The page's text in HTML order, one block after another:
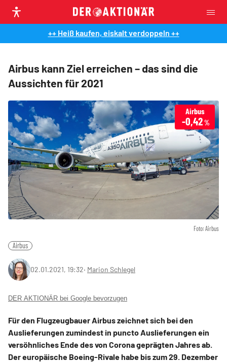
++ Heiß kaufen, eiskalt verdoppeln ++
Airbus kann Ziel erreichen – das sind die
Aussichten für 2021
Foto: Airbus
Airbus
-0,42%
Airbus
02.01.2021, 19:32‧ Marion Schlegel
DER AKTIONÄR bei Google bevorzugen
Für den Flugzeugbauer Airbus zeichnet sich bei den
Auslieferungen zumindest in puncto Auslieferungen ein
versöhnliches Ende des von Corona geprägten Jahres ab.
Der europäische Boeing-Rivale habe bis zum 29. Dezember